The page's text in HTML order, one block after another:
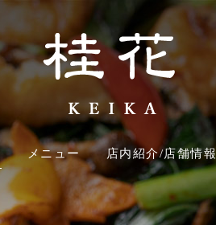
メニュー 店内紹介/店舗情報